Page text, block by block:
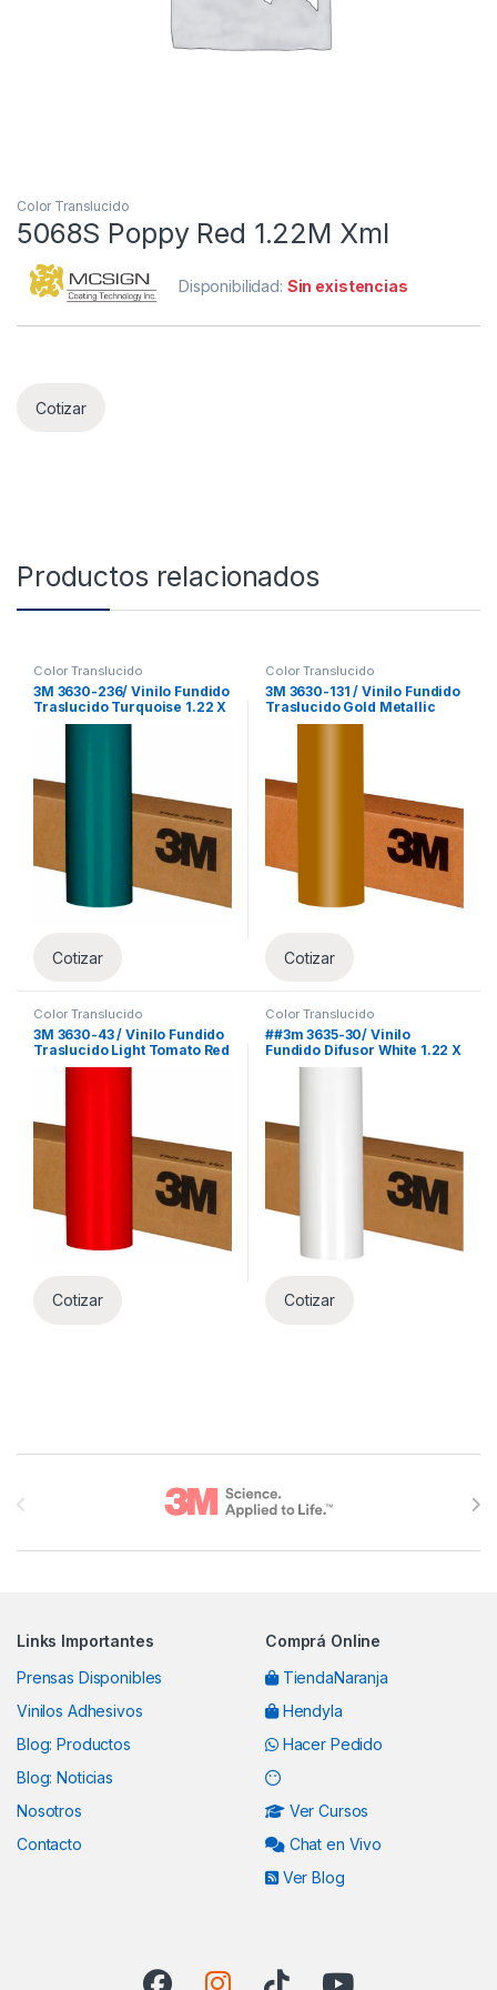
Color Translucido
5068S Poppy Red 1.22M Xml
Disponibilidad: Sin existencias
Cotizar
Productos relacionados
Color Translucido
3M 3630-236/ Vinilo Fundido
Traslucido Turquoise 1.22 X
45.7m
Cotizar
Color Translucido
3M 3630-131 / Vinilo Fundido
Traslucido Gold Metallic
1.22 X 45.7m
Cotizar
Color Translucido
3M 3630-43 / Vinilo Fundido
Traslucido Light Tomato Red
1.22 X 45.7m
Cotizar
Color Translucido
##3m 3635-30/ Vinilo
Fundido Difusor White 1.22 X
11m Xrl
Cotizar
Links Importantes
Prensas Disponibles
Vinilos Adhesivos
Blog: Productos
Blog: Noticias
Nosotros
Contacto
Comprá Online
TiendaNaranja
Hendyla
Hacer Pedido
Ver Cursos
Chat en Vivo
Ver Blog